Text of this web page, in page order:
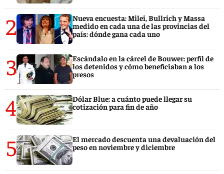
2
Nueva encuesta: Milei, Bullrich y Massa
medido en cada una de las provincias del
país: dónde gana cada uno
3
Escándalo en la cárcel de Bouwer: perfil de
los detenidos y cómo beneficiaban a los
presos
4
Dólar Blue: a cuánto puede llegar su
cotización para fin de año
5
El mercado descuenta una devaluación del
peso en noviembre y diciembre